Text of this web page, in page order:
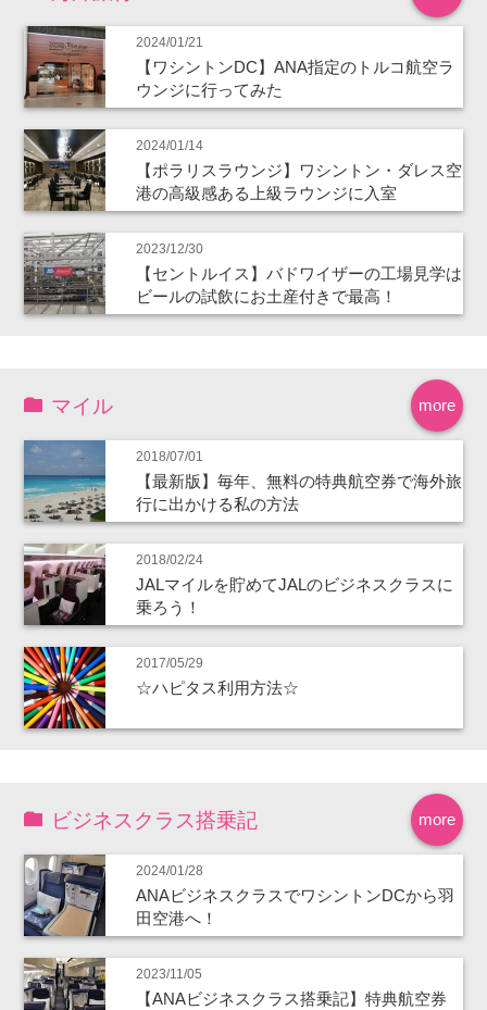
2024/01/21
【ワシントンDC】ANA指定のトルコ航空ラ
ウンジに行ってみた
2024/01/14
【ポラリスラウンジ】ワシントン・ダレス空
港の高級感ある上級ラウンジに入室
2023/12/30
【セントルイス】バドワイザーの工場見学は
ビールの試飲にお土産付きで最高！
more
マイル
2018/07/01
【最新版】毎年、無料の特典航空券で海外旅
行に出かける私の方法
2018/02/24
JALマイルを貯めてJALのビジネスクラスに
乗ろう！
2017/05/29
☆ハピタス利用方法☆
more
ビジネスクラス搭乗記
2024/01/28
ANAビジネスクラスでワシントンDCから羽
田空港へ！
2023/11/05
【ANAビジネスクラス搭乗記】特典航空券